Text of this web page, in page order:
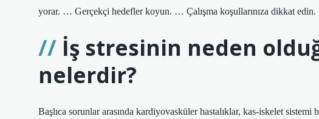
yorar. … Gerçekçi hedefler koyun. … Çalışma koşullarınıza dikkat edin.
İş stresinin neden
nelerdir?
Başlıca sorunlar arasında kardiyovasküler hastalıklar, kas-iskelet